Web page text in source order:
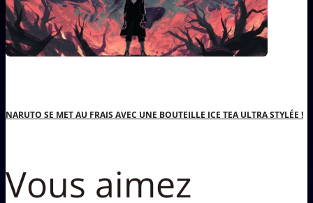
NARUTO SE MET AU FRAIS AVEC UNE BOUTEILLE ICE TEA ULTRA STYLÉE !
Vous aimez